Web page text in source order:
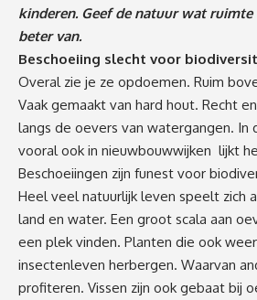
kinderen. Geef de natuur wat
beter van.
Beschoeiing slecht voor
Overal zie je ze opdoemen. Ruim
Vaak gemaakt van hard hout. Recht
langs de oevers van watergangen. In
vooral ook in nieuwbouwwijken lijkt
Beschoeiingen zijn funest voor
Heel veel natuurlijk leven speelt zich
land en water. Een groot scala aan
een plek vinden. Planten die ook
insectenleven herbergen. Waarvan
profiteren. Vissen zijn ook gebaat bij